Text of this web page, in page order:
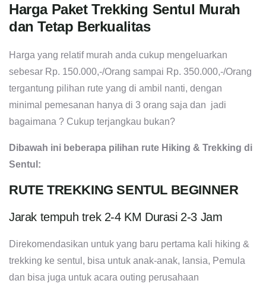
Harga Paket Trekking Sentul Murah
dan Tetap Berkualitas
Harga yang relatif murah anda cukup mengeluarkan
sebesar Rp. 150.000,-/Orang sampai Rp. 350.000,-/Orang
tergantung pilihan rute yang di ambil nanti, dengan
minimal pemesanan hanya di 3 orang saja dan jadi
bagaimana ? Cukup terjangkau bukan?
Dibawah ini beberapa pilihan rute Hiking & Trekking di
Sentul:
RUTE TREKKING SENTUL BEGINNER
Jarak tempuh trek 2-4 KM Durasi 2-3 Jam
Direkomendasikan untuk yang baru pertama kali hiking &
trekking ke sentul, bisa untuk anak-anak, lansia, Pemula
dan bisa juga untuk acara outing perusahaan